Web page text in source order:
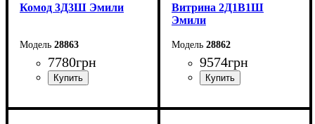
Комод 3Д3Ш Эмили
28863
7780грн
Ширина: 213,9 см
Витрина 2Д1В1Ш
Эмили
28862
9574грн
Ширина: 105,6 см